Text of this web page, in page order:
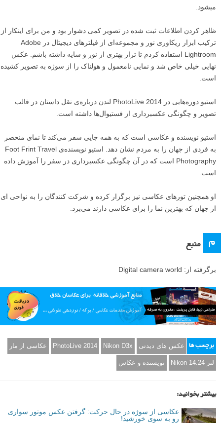
میشود.
ظاهر کردن اطلاعات ثبت شده در تصویر کمی دشوار بود و من برای اینکار از
ترکیب ابزار ریکاوری نور و مجموعه‌ای از فیلتر‌های دیجیتال در Adobe
Lightroom استفاده کردم تا تراز بهتری از نور و سایه داشته باشم. عکس
نهایی خیلی خاص شد و نمایی نامعمول و هولناک را از سوژه به تصویر کشیده‌
است.
استیو دوره‌هایی در PhotoLive 2014 لندن درباره‌ی نقل داستان در قالب
تصویر و چگونگی عکسبرداری از فستیوال‌ها داشته است.
استیو نویسنده و عکاسی است که به همه جایی سفر می‌کند تا نمای منحصر
به فردی از جهان را به مردم نشان دهد. استیو نویسنده‌ی Foot Frint Travel
Photography است که در آن چگونگی عکسبرداری در سفر را آموزش داده
است.
او همچنین تورهای عکاسی نیز برگزار کرده و شرکت کنندگان را به نواحی ای
از جهان که بهترین نما را برای عکاسی دارند می‌برد.
م منبع
برگرفته از: Digital camera world
برچسب ها عکس های دیدنی Nikon D3x
PhotoLive 2014 عکاسی از مار
لنز Nikon 14.24 نویسنده و عکاس
بیشتر بخوانید:
عکاسی از سوژه در حال حرکت: گرفتن عکس موتور سواری
رو به سوی خورشید!